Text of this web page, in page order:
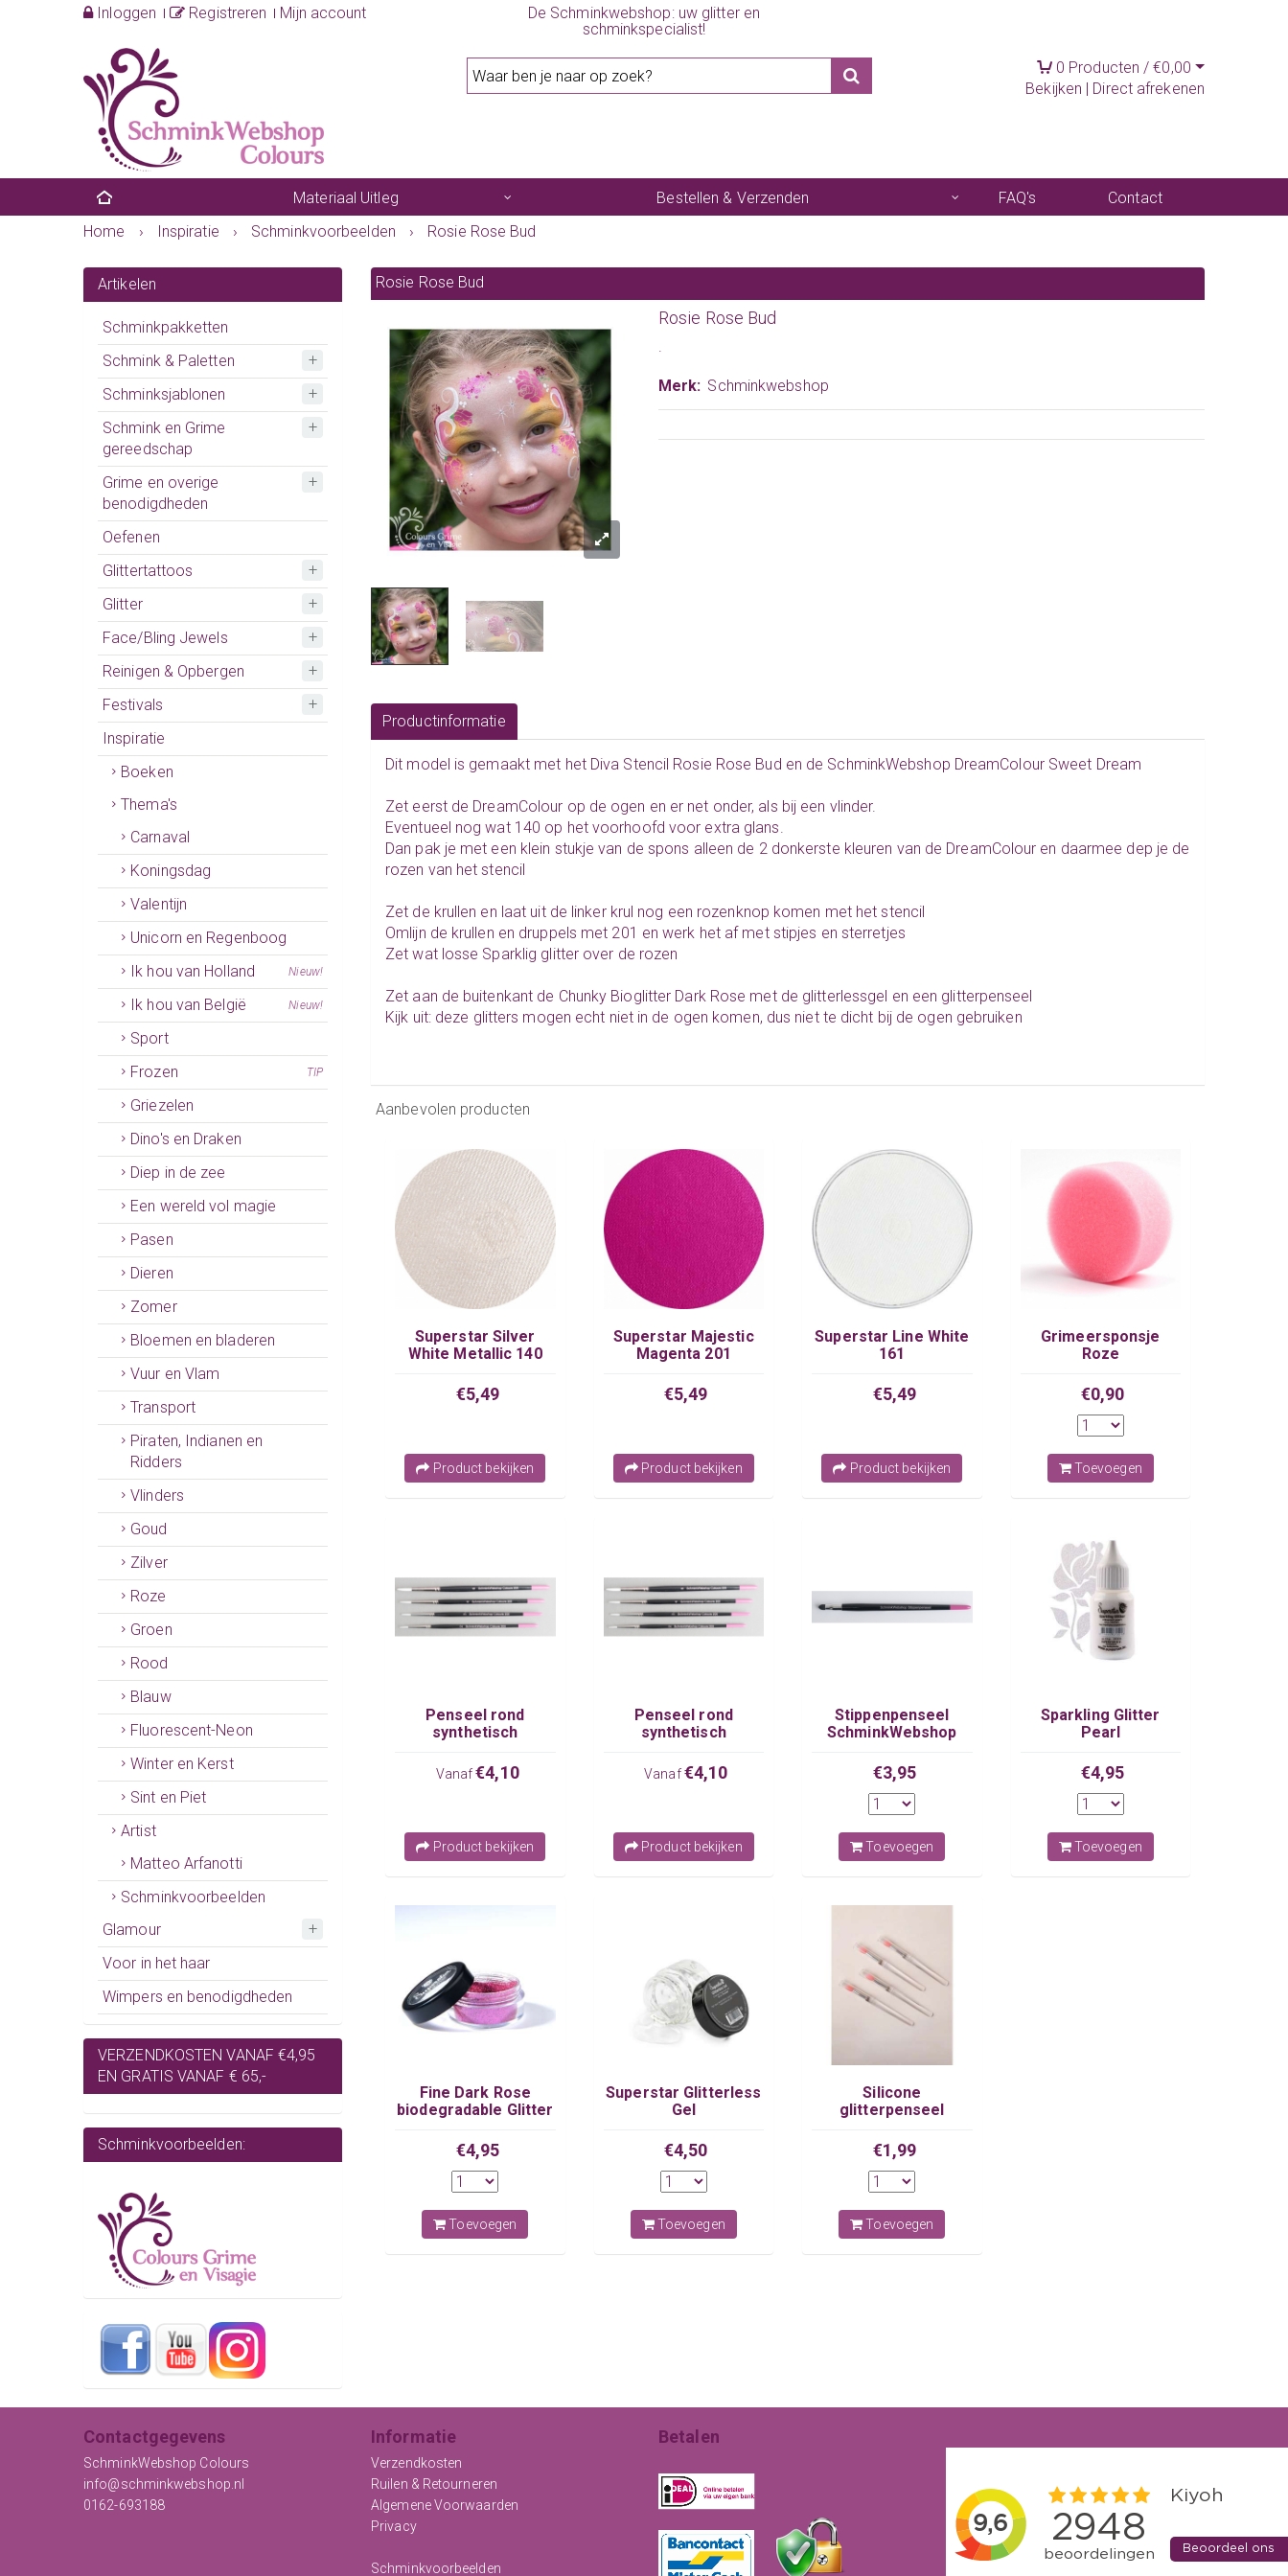
Inloggen Registreren Mijn account
De Schminkwebshop: uw glitter en
schminkspecialist!
0 Producten /€0,00
Bekijken | Direct afrekenen
Materiaal Uitleg Bestellen & Verzenden FAQ's
Contact
Home
› Inspiratie › Schminkvoorbeelden › Rosie Rose Bud
Artikelen
Schminkpakketten
Schmink & Paletten
Schminksjablonen
Schmink en Grime
gereedschap
Grime en overige
benodigdheden
Oefenen
Glittertattoos
Glitter
Face/Bling Jewels
Reinigen & Opbergen
Festivals
Inspiratie
Boeken
Thema's
Carnaval
Koningsdag
Valentijn
Unicorn en Regenboog
Ik hou van Holland
Nieuw!
Ik hou van België Nieuw!
Sport
Frozen
TIP
Griezelen
Dino's en Draken
Diep in de zee
Een wereld vol magie
Pasen
Dieren
Zomer
Bloemen en bladeren
Vuur en Vlam
Transport
Piraten, Indianen en
Ridders
Vlinders
Goud
Zilver
Roze
Groen
Rood
Blauw
Fluorescent-Neon
Winter en Kerst
Sint en Piet
Artist
Matteo Arfanotti
Schminkvoorbeelden
Glamour
Voor in het haar
Wimpers en benodigdheden
VERZENDKOSTEN VANAF €4,95
EN GRATIS VANAF € 65,-
Schminkvoorbeelden:
Rosie Rose Bud
Rosie Rose Bud
.
Merk: Schminkwebshop
Productinformatie
Dit model is gemaakt met het Diva Stencil Rosie Rose Bud en de SchminkWebshop DreamColour Sweet Dream
Zet eerst de DreamColour op de ogen en er net onder, als bij een vlinder.
Eventueel nog wat 140 op het voorhoofd voor extra glans.
Dan pak je met een klein stukje van de spons alleen de 2 donkerste kleuren van de DreamColour en daarmee dep je de
rozen van het stencil
Zet de krullen en laat uit de linker krul nog een rozenknop komen met het stencil
Omlijn de krullen en druppels met 201 en werk het af met stipjes en sterretjes
Zet wat losse Sparklig glitter over de rozen
Zet aan de buitenkant de Chunky Bioglitter Dark Rose met de glitterlessgel en een glitterpenseel
Kijk uit: deze glitters mogen echt niet in de ogen komen, dus niet te dicht bij de ogen gebruiken
Aanbevolen producten
Superstar Silver
White Metallic 140
€5,49
Product bekijken
Superstar Majestic
Magenta 201
€5,49
Product bekijken
Superstar Line White
161
€5,49
Product bekijken
Grimeersponsje
Roze
€0,90
Toevoegen
Penseel rond
synthetisch
Vanaf€4,10
Product bekijken
Penseel rond
synthetisch
Vanaf€4,10
Product bekijken
Stippenpenseel
SchminkWebshop
€3,95
Toevoegen
Sparkling Glitter
Pearl
€4,95
Toevoegen
Fine Dark Rose
biodegradable Glitter
€4,95
Toevoegen
Superstar Glitterless
Gel
€4,50
Toevoegen
Silicone
glitterpenseel
€1,99
Toevoegen
Contactgegevens
SchminkWebshop Colours
info@schminkwebshop.nl
0162-693188
Informatie
Verzendkosten
Ruilen & Retourneren
Algemene Voorwaarden
Privacy
Schminkvoorbeelden
Betalen